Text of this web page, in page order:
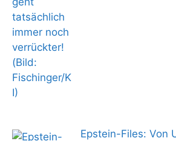
Epstein-Files: Von